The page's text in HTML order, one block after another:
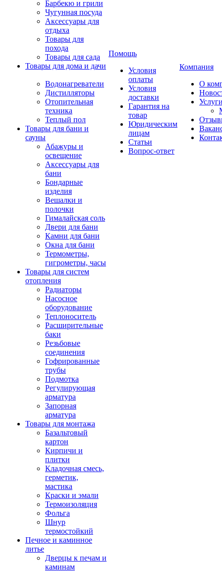
Барбекю и грили
Чугунная посуда
Аксессуары для
отдыха
Товары для
похода
Товары для сада
Товары для дома и дачи
Водонагреватели
Дистилляторы
Отопительная
техника
Теплый пол
Товары для бани и
сауны
Абажуры и
освещение
Аксессуары для
бани
Бондарные
изделия
Вешалки и
полочки
Гималайская соль
Двери для бани
Камни для бани
Окна для бани
Термометры,
гигрометры, часы
Товары для систем
отопления
Радиаторы
Насосное
оборудование
Теплоноситель
Расширительные
баки
Резьбовые
соединения
Гофрированные
трубы
Подмотка
Регулирующая
арматура
Запорная
арматура
Товары для монтажа
Базальтовый
картон
Кирпичи и
плитки
Кладочная смесь,
герметик,
мастика
Краски и эмали
Термоизоляция
Фольга
Шнур
термостойкий
Печное и каминное
литье
Дверцы к печам и
каминам
Помощь
Условия
оплаты
Условия
доставки
Гарантия на
товар
Юридическим
лицам
Статьи
Вопрос-ответ
Компания
О